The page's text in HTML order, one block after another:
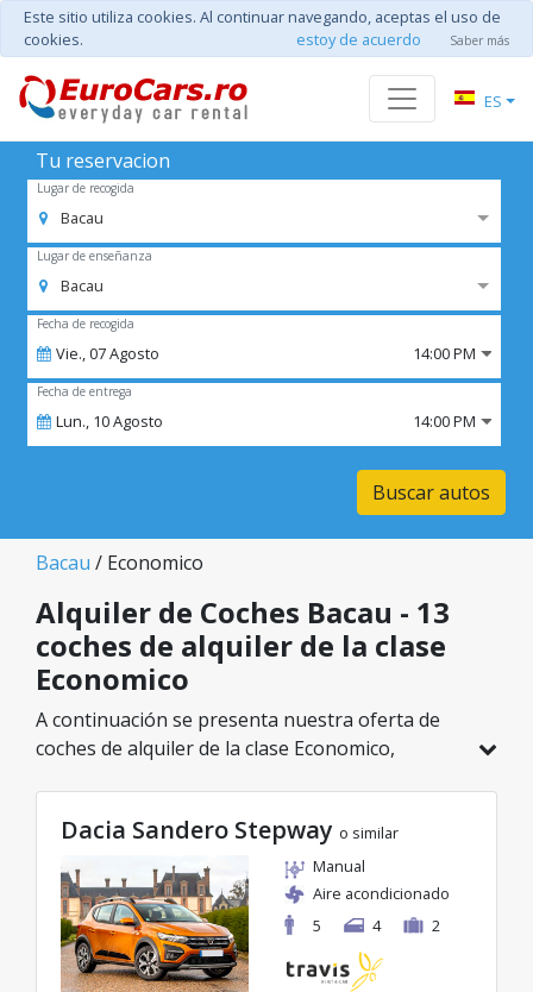
Este sitio utiliza cookies. Al continuar navegando, aceptas el uso de
cookies.
estoy de acuerdo Saber más
ES
Tu reservacion
Lugar de recogida
Bacau
Lugar de enseñanza
Bacau
Fecha de recogida
Vie.,07Agosto 14:00 PM
Fecha de entrega
Lun., 10Agosto 14:00 PM
Buscar autos
Bacau / Economico
Alquiler de Coches Bacau - 13
coches de alquiler de la clase
Economico
A continuación se presenta nuestra oferta de
coches de alquiler de la clase Economico,
de la categoría seleccionada, con tarifas
excelentes desde solo 24€/día.
Dacia Sandero Stepway o similar
Manual
Aire acondicionado
5
4 2